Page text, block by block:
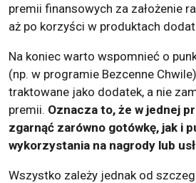
premii finansowych za założenie
aż po korzyści w produktach
Na koniec warto wspomnieć o
(np. w programie Bezcenne
traktowane jako dodatek, a nie
premii. Oznacza to, że w jednej
zgarnąć zarówno gotówkę, jak i
wykorzystania na nagrody lub
Wszystko zależy jednak od